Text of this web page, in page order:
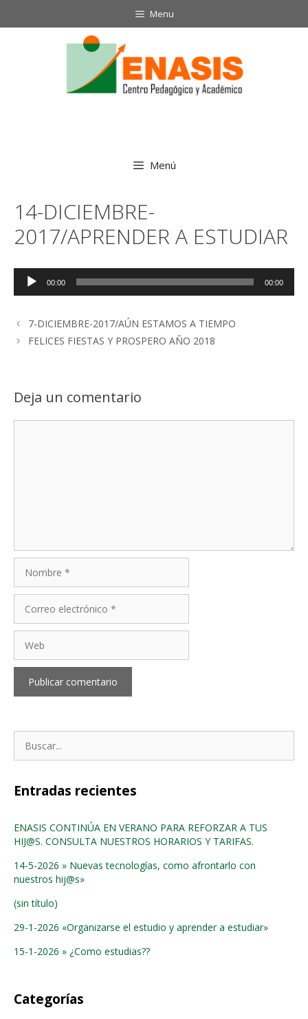
Menu
Menú
14-DICIEMBRE-
2017/APRENDER A ESTUDIAR
Reproductor
00:00 00:00
7-DICIEMBRE-2017/AÚN ESTAMOS A TIEMPO
FELICES FIESTAS Y PROSPERO AÑO 2018
Deja un comentario
electrónico
Entradas recientes
ENASIS CONTINÚA EN VERANO PARA REFORZAR A TUS
HIJ@S. CONSULTA NUESTROS HORARIOS Y TARIFAS.
14-5-2026 » Nuevas tecnologías, como afrontarlo con
nuestros hij@s»
(sin título)
29-1-2026 «Organizarse el estudio y aprender a estudiar»
15-1-2026 » ¿Como estudias??
Categorías